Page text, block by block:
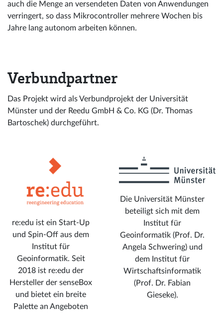
auch die Menge an versendeten Daten von Anwendungen
verringert, so dass Mikrocontroller mehrere Wochen bis
Jahre lang autonom arbeiten können.
Verbundpartner
Das Projekt wird als Verbundprojekt der Universität
Münster und der Reedu GmbH & Co. KG (Dr. Thomas
Bartoschek) durchgeführt.
re:edu ist ein Start-Up
und Spin-Off aus dem
Institut für
Geoinformatik. Seit
2018 ist re:edu der
Hersteller der senseBox
und bietet ein breite
Palette an Angeboten
Die Universität Münster
beteiligt sich mit dem
Institut für
Geoinformatik (Prof. Dr.
Angela Schwering) und
dem Institut für
Wirtschaftsinformatik
(Prof. Dr. Fabian
Gieseke).